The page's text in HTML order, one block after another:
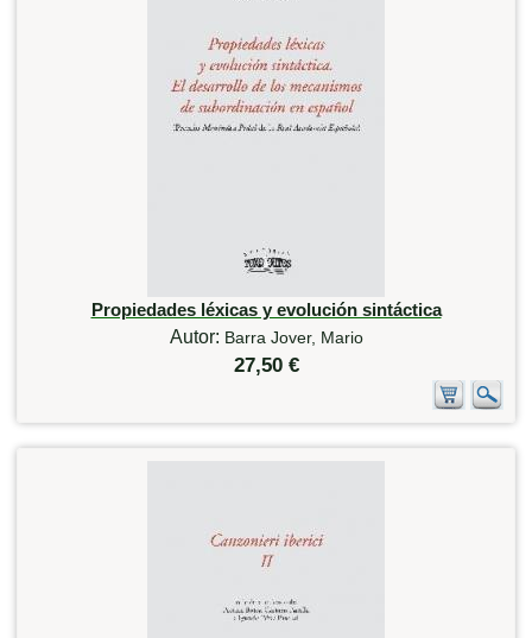
Propiedades léxicas y evolución sintáctica
Autor: Barra Jover, Mario
27,50 €